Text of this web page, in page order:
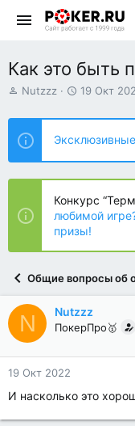
Как это быть
А
т
о
р
т
е
ы
Nutzzz
Д
т
н
а
ч
л
а
19 Окт
Конкурс
любимой
призы!
Общие вопросы об
N Nutzzz
ПокерПро🥇
19 Окт 2022
И насколько это